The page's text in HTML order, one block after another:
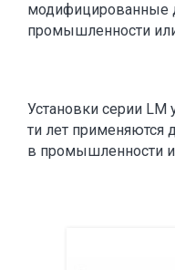
модифицированные
промышленности
Установки серии
ти лет применяются
в промышленности